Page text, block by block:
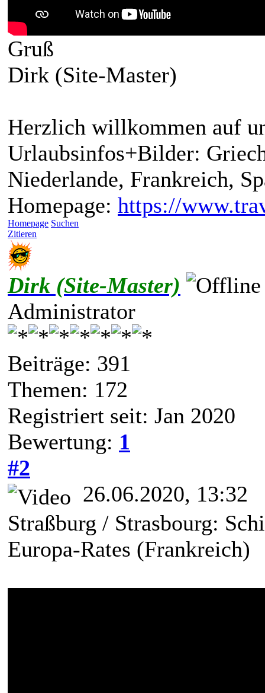
Gruß
Dirk (Site-Master)
Herzlich willkommen auf
Urlaubsinfos+Bilder:
Niederlande, Frankreich,
Homepage: https://
Homepage Suchen
Zitieren
Dirk (Site-Master)
Administrator
Beiträge: 391
Themen: 172
Registriert seit: Jan 2020
Bewertung: 1
#2
26.06.2020, 13:32
Straßburg / Strasbourg:
Europa-Rates (Frankreich)